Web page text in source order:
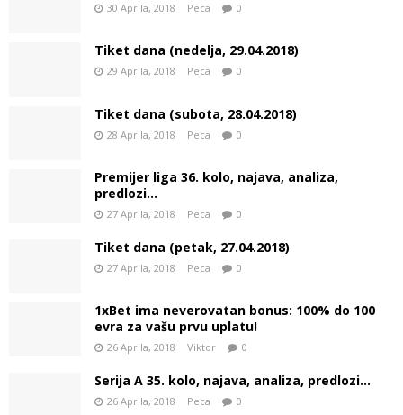
30 Aprila, 2018 Peca 0
Tiket dana (nedelja, 29.04.2018)
29 Aprila, 2018 Peca 0
Tiket dana (subota, 28.04.2018)
28 Aprila, 2018 Peca 0
Premijer liga 36. kolo, najava, analiza,
predlozi…
27 Aprila, 2018 Peca 0
Tiket dana (petak, 27.04.2018)
27 Aprila, 2018 Peca 0
1xBet ima neverovatan bonus: 100% do 100
evra za vašu prvu uplatu!
26 Aprila, 2018 Viktor 0
Serija A 35. kolo, najava, analiza, predlozi…
26 Aprila, 2018 Peca 0